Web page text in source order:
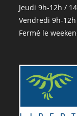
Jeudi 9h-12h /
Vendredi 9h-
Fermé le